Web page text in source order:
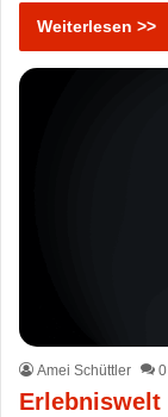
Weiterlesen >>
Amei Schüttler 0
Erlebniswelt